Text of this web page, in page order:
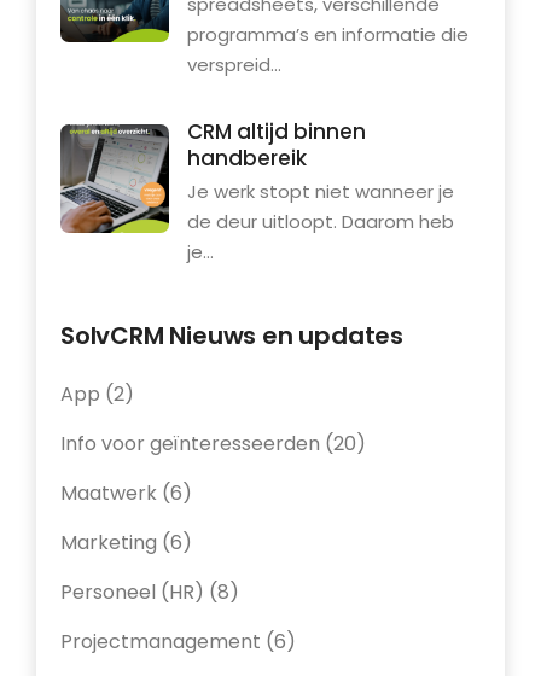
programma’s en informatie die
verspreid...
CRM altijd binnen
handbereik
Je werk stopt niet wanneer je
de deur uitloopt. Daarom heb
je...
SolvCRM Nieuws en updates
App (2)
Info voor geïnteresseerden (20)
Maatwerk (6)
Marketing (6)
Personeel (HR) (8)
Projectmanagement (6)